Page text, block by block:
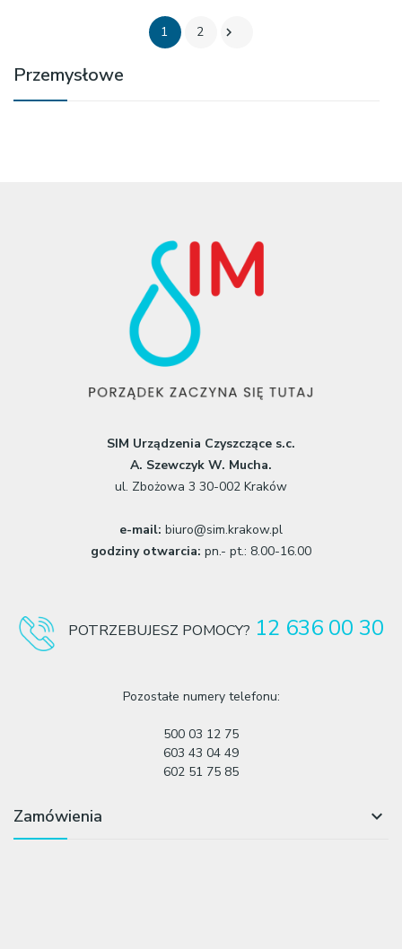
Przemysłowe
1 2 
SIM Urządzenia Czyszczące s.c.
A. Szewczyk W. Mucha.
ul. Zbożowa 3 30-002 Kraków
e-mail: biuro@sim.krakow.pl
godziny otwarcia: pn.- pt.: 8.00-16.00
POTRZEBUJESZ POMOCY? 12 636 00 30
Pozostałe numery telefonu:
500 03 12 75
603 43 04 49
602 51 75 85
Zamówienia 